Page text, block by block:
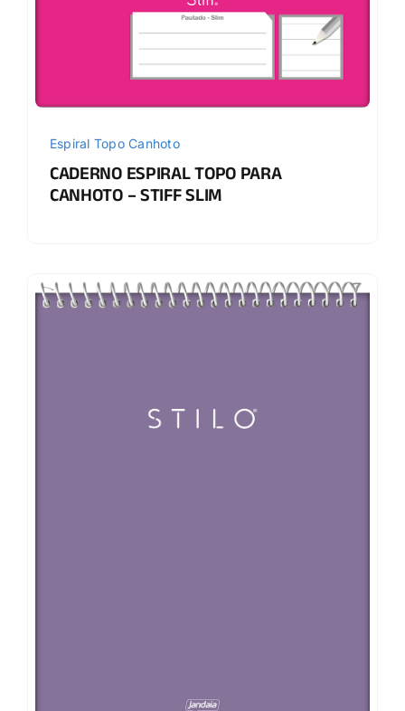
Espiral Topo Canhoto
CADERNO ESPIRAL TOPO PARA
CANHOTO – STIFF SLIM